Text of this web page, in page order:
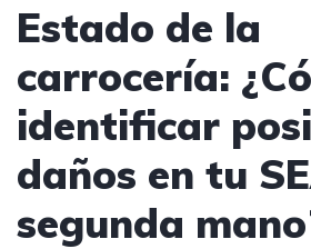
Estado de la
carrocería:
identificar
daños en tu
segunda